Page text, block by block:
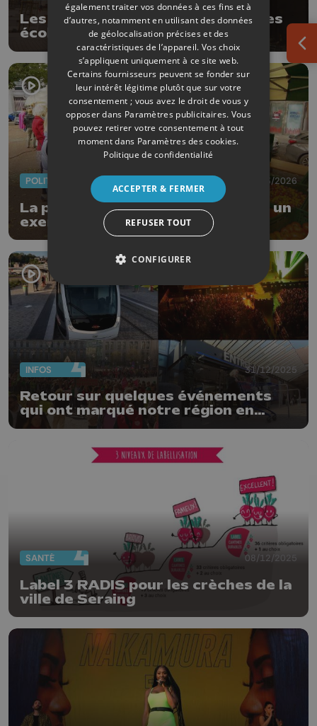
Les examens sont annulés dans les
écoles de la Province de Liège
POLITIQUE 11/03/2026
La politique alimentaire de Liège, un
exemple européen ?
INFOS 31/12/2025
Retour sur quelques événements
qui ont marqué notre région en
2025
SANTÉ 08/12/2025
Label 3 RADIS pour les crèches de la
ville de Seraing
également traiter vos données à ces fins et à
d’autres, notamment en utilisant des données
de géolocalisation précises et des
caractéristiques de l’appareil. Vos choix
s’appliquent uniquement à ce site web.
Certains fournisseurs peuvent se fonder sur
leur intérêt légitime plutôt que sur votre
consentement ; vous avez le droit de vous y
opposer dans Paramètres publicitaires. Vous
pouvez retirer votre consentement à tout
moment dans Paramètres des cookies.
Politique de confidentialité
ACCEPTER & FERMER
REFUSER TOUT
CONFIGURER